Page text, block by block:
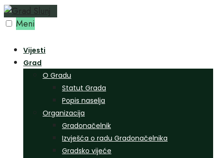
Preskoči
na Meni
Vijesti
Grad
O Gradu
Statut Grada
Popis naselja
Organizacija
Gradonačelnik
Izvješća o radu Gradonačelnika
Gradsko vijeće